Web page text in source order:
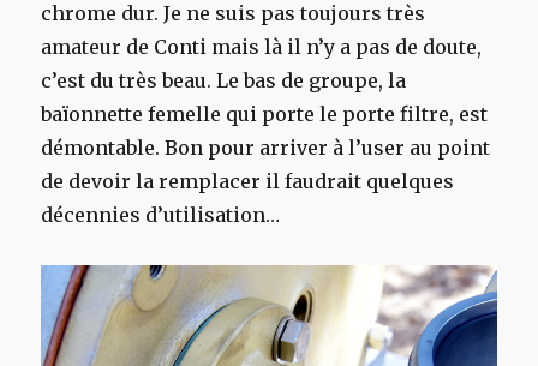
chrome dur. Je ne suis pas toujours très
amateur de Conti mais là il n’y a pas de doute,
c’est du très beau. Le bas de groupe, la
baïonnette femelle qui porte le porte filtre, est
démontable. Bon pour arriver à l’user au point
de devoir la remplacer il faudrait quelques
décennies d’utilisation…